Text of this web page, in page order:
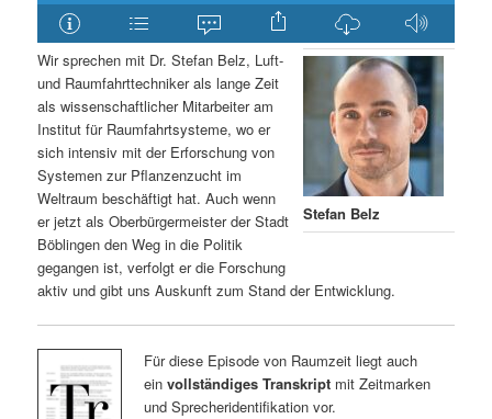
e
n
n
g
e
n
Stefan Belz
Wir sprechen mit Dr. Stefan Belz, Luft-
und Raumfahrttechniker als lange Zeit
als wissenschaftlicher Mitarbeiter am
Institut für Raumfahrtsysteme, wo er
sich intensiv mit der Erforschung von
Systemen zur Pflanzenzucht im
Weltraum beschäftigt hat. Auch wenn
er jetzt als Oberbürgermeister der Stadt
Böblingen den Weg in die Politik
gegangen ist, verfolgt er die Forschung
aktiv und gibt uns Auskunft zum Stand der Entwicklung.
Für diese Episode von Raumzeit liegt auch
ein vollständiges Transkriptmit Zeitmarken
und Sprecheridentifikation vor.